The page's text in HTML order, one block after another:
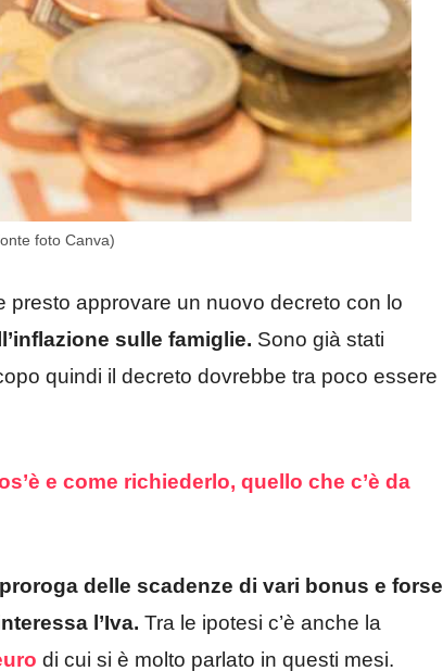
foto Canva)
presto approvare un nuovo decreto con lo
sulle famiglie. Sono già stati
quindi il decreto dovrebbe tra poco essere
e come richiederlo, quello che c’è da
delle scadenze di vari bonus e forse
l’Iva. Tra le ipotesi c’è anche la
di cui si è molto parlato in questi mesi.